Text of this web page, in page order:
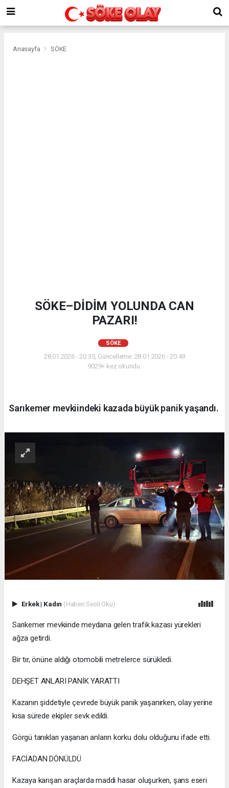
Anasayfa SÖKE
SÖKE–DİDİM YOLUNDA CAN
PAZARI!
SÖKE
28.01.2026 - 20:35, Güncelleme: 28.01.2026 - 20:49
9029+ kez okundu.
Sarıkemer mevkiindeki kazada büyük panik yaşandı.
Erkek| Kadın (Haberi Sesli Oku)
Sarıkemer mevkiinde meydana gelen trafik kazası yürekleri
ağza getirdi.
Bir tır, önüne aldığı otomobili metrelerce sürükledi.
DEHŞET ANLARI PANİK YARATTI
Kazanın şiddetiyle çevrede büyük panik yaşanırken, olay yerine
kısa sürede ekipler sevk edildi.
Görgü tanıkları yaşanan anların korku dolu olduğunu ifade etti.
FACİADAN DÖNÜLDÜ
Kazaya karışan araçlarda maddi hasar oluşurken, şans eseri